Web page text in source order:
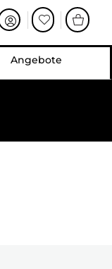
Angebote